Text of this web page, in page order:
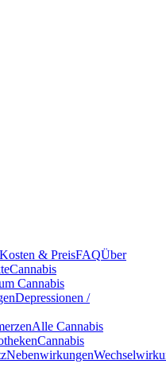
Kosten & PreisFAQÜber
Cannabis
Cannabis
Depressionen /
Alle Cannabis
Cannabis
Nebenwirkungen